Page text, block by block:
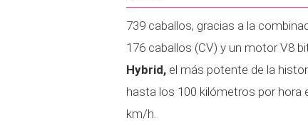
739 caballos, gracias a la
176 caballos (CV) y un motor V8
Hybrid, el más potente de la
hasta los 100 kilómetros por hora
km/h.